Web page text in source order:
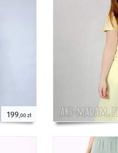
199,00 zł